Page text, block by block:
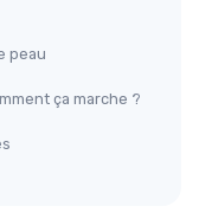
peau
ça marche ?